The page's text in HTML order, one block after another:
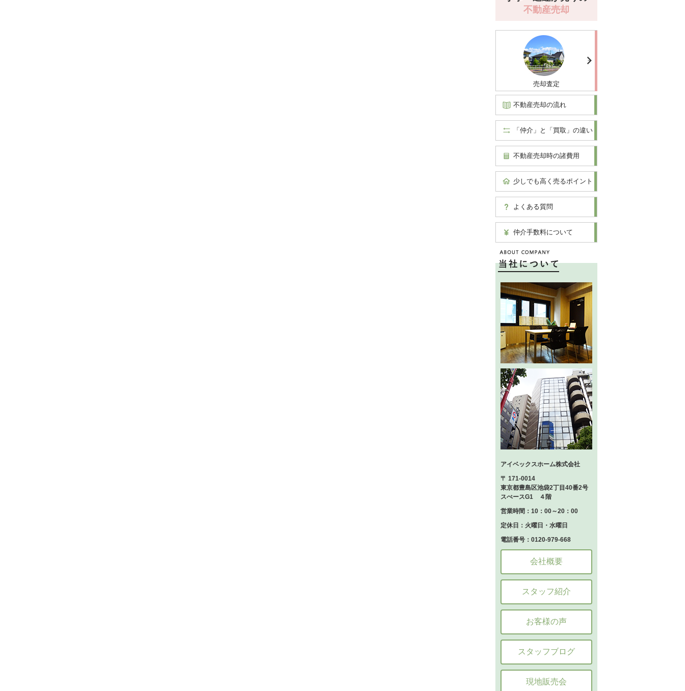
不動産売却
売却査定
不動産売却の流れ
「仲介」と「買取」の違い
不動産売却時の諸費用
少しでも高く売るポイント
よくある質問
仲介手数料について
アイベックスホーム株式会社
〒 171-0014
東京都豊島区池袋2丁目40番2号
スぺースG1 ４階
営業時間：10：00～20：00
定休日：火曜日・水曜日
電話番号：0120-979-668
会社概要
スタッフ紹介
お客様の声
スタッフブログ
現地販売会